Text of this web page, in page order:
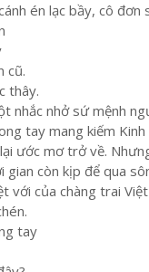
én lạc bầy, cô đơn
cũ.
thây.
nhắc nhở sứ mệnh
tay mang kiếm
lại ước mơ trở về.
còn kịp để qua
với của chàng trai
tay